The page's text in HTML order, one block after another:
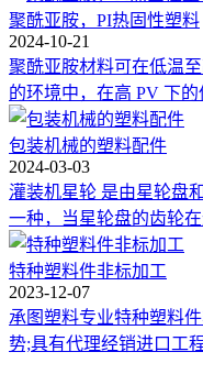
聚酰亚胺，PI热固性塑料
2024-10-21
聚酰亚胺材料可在低温
的环境中，在高 PV 下
包装机械的塑料配件
2024-03-03
灌装机星轮 是由星轮盘
一种，当星轮盘的齿轮
特种塑料件非标加工
2023-12-07
承图塑料专业特种塑料
势;具有代理经销进口工